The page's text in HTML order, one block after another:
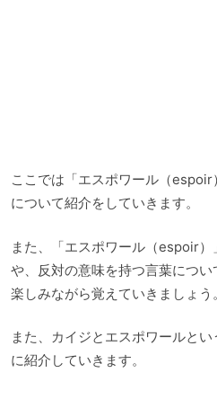
ここでは「エスポワール（
について紹介をしていきます。
また、「エスポワール（espoir
や、反対の意味を持つ言葉につい
楽しみながら覚えていきましょう。
また、カイジとエスポワールと
に紹介していきます。